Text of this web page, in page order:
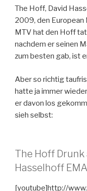
The Hoff, David
2009, den European
MTV hat den Hoff
nachdem er seinen
zum besten gab, ist
Aber so richtig
hatte ja immer
er davon los
sieh selbst:
The Hoff Drunk
Hasselhoff
[youtube]http://